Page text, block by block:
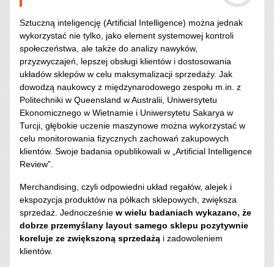
Sztuczną inteligencję (Artificial Intelligence) można jednak
wykorzystać nie tylko, jako element systemowej kontroli
społeczeństwa, ale także do analizy nawyków,
przyzwyczajeń, lepszej obsługi klientów i dostosowania
układów sklepów w celu maksymalizacji sprzedaży. Jak
dowodzą naukowcy z międzynarodowego zespołu m.in. z
Politechniki w Queensland w Australii, Uniwersytetu
Ekonomicznego w Wietnamie i Uniwersytetu Sakarya w
Turcji, głębokie uczenie maszynowe można wykorzystać w
celu monitorowania fizycznych zachowań zakupowych
klientów. Swoje badania opublikowali w „Artificial Intelligence
Review”.
Merchandising, czyli odpowiedni układ regałów, alejek i
ekspozycja produktów na półkach sklepowych, zwiększa
sprzedaż. Jednocześnie w wielu badaniach wykazano, że
dobrze przemyślany layout samego sklepu pozytywnie
koreluje ze zwiększoną sprzedażą i zadowoleniem
klientów.